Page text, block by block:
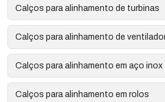
Calços para alinhamento de turbinas
Calços para alinhamento de
Calços para alinhamento em aço inox
Calços para alinhamento em rolos